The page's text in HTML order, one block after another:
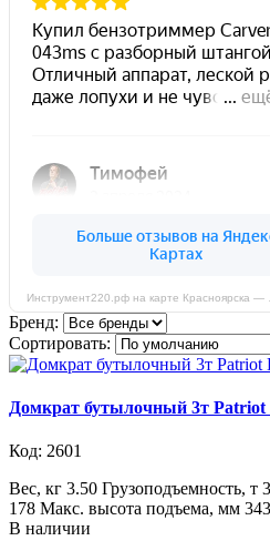
Бренд:
Сортировать:
Домкрат бутылочный 3т Patriot
Код: 2601
Вес, кг 3.50 Грузоподъемность,
178 Макс. высота подъема, мм 343
В наличии